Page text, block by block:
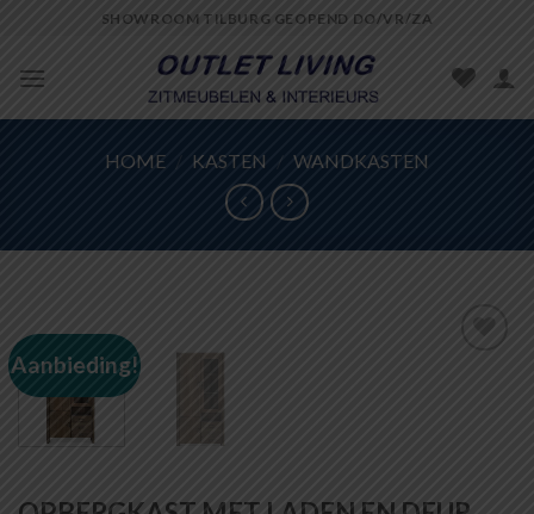
content
SHOWROOM TILBURG GEOPEND DO/VR/ZA
HOME KASTEN / WANDKASTEN
Aanbieding!